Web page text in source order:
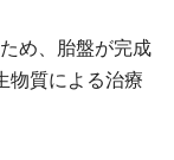
め、胎盤が完成
物質による治療